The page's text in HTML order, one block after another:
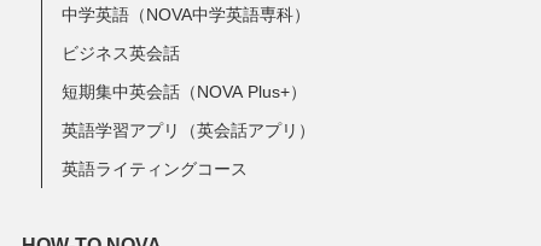
中学英語（NOVA中学英語専科）
ビジネス英会話
短期集中英会話（NOVA Plus+）
英語学習アプリ（英会話アプリ）
英語ライティングコース